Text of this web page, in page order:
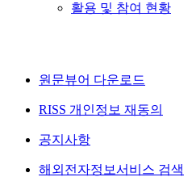
활용 및 참여 현황
원문뷰어 다운로드
RISS 개인정보 재동의
공지사항
해외전자정보서비스 검색